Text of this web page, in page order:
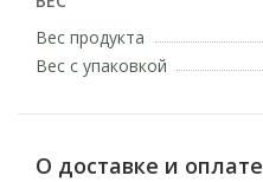
Вес продукта
Вес с упаковкой
О доставке и оплате